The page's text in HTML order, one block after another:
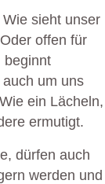
sieht unser
offen für
beginnt
um uns
ein Lächeln,
ermutigt.
dürfen auch
werden und